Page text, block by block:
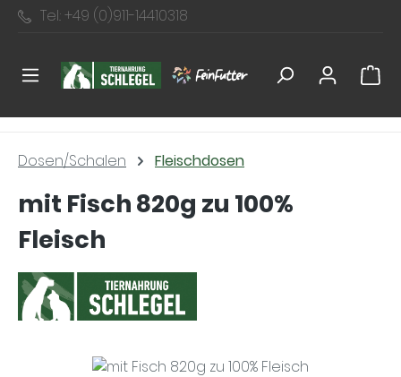
Zum Hauptinhalt springen
Tel.: +49 (0)911-14410318
Dosen/Schalen Fleischdosen
mit Fisch 820g zu 100%
Fleisch
Bildergalerie überspringen